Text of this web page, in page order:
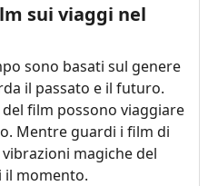
sui viaggi nel
sono basati sul genere
il passato e il futuro.
film possono viaggiare
Mentre guardi i film di
magiche del
il momento.